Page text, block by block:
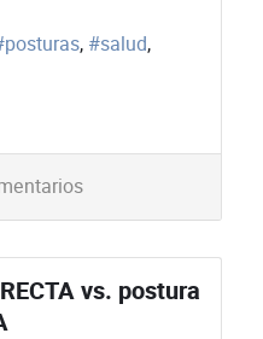
posturas
salud
vs. postura